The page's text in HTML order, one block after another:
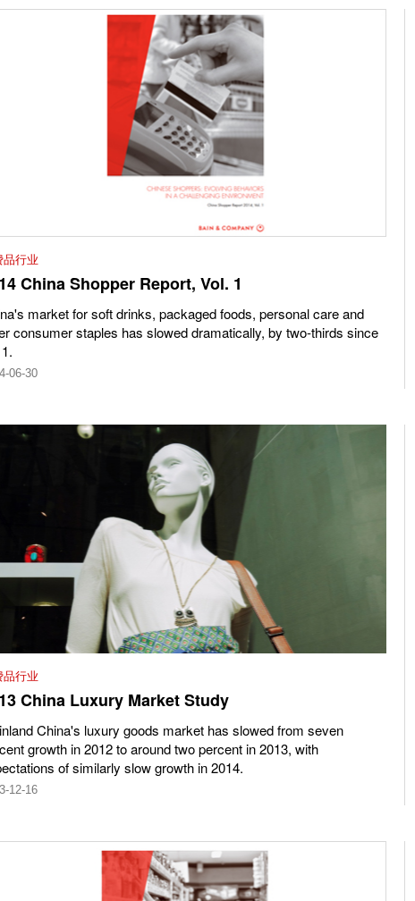
品行业
China Shopper Report, Vol. 1
market for soft drinks, packaged foods, personal care and
consumer staples has slowed dramatically, by two-thirds since
06-30
品行业
China Luxury Market Study
China's luxury goods market has slowed from seven
growth in 2012 to around two percent in 2013, with
of similarly slow growth in 2014.
12-16